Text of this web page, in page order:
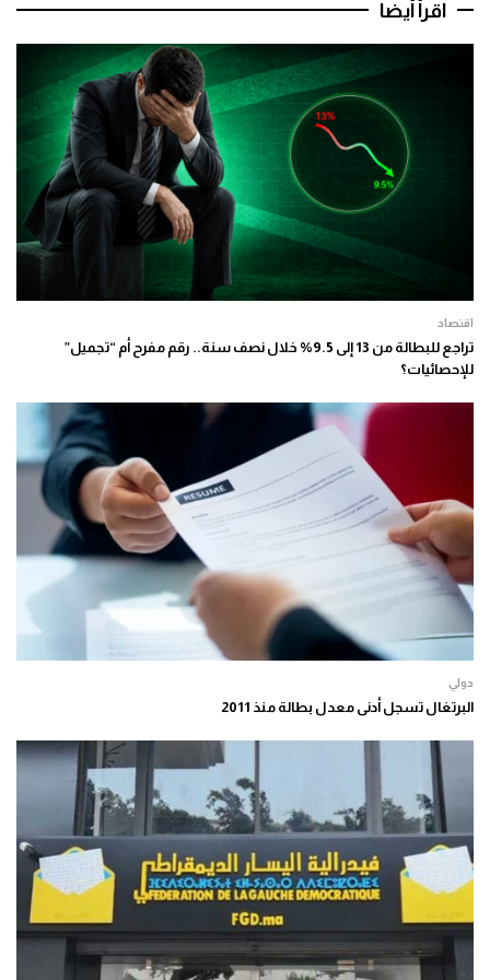
اقرأ أيضا
اقتصاد
تراجع للبطالة من 13 إلى 9.5% خلال نصف سنة.. رقم مفرح أم “تجميل”
للإحصائيات؟
دولي
البرتغال تسجل أدنى معدل بطالة منذ 2011